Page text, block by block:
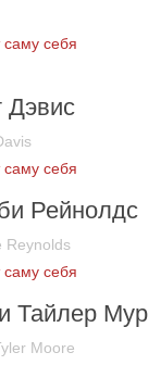
саму себя
Дэвис
саму себя
Рейнолдс
Reynolds
саму себя
Тайлер Мур
Moore